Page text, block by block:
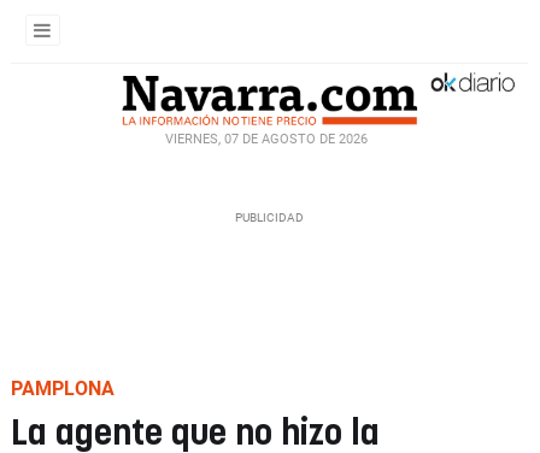
VIERNES, 07 DE AGOSTO DE 2026
PAMPLONA
La agente que no hizo la